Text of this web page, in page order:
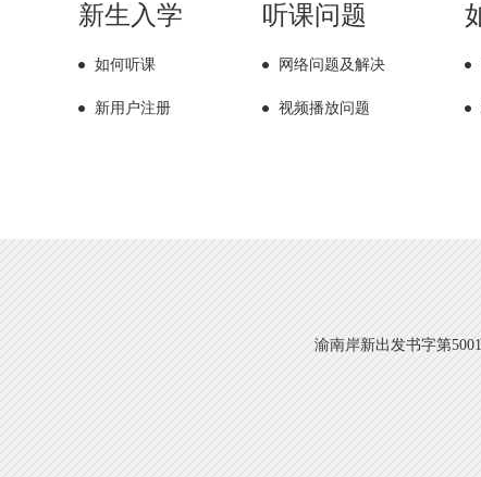
新生入学
如何听课
新用户注册
听课问题
网络问题及解决
视频播放问题
渝南岸新出发书字第